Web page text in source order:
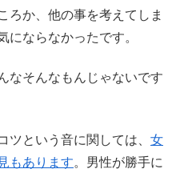
ろか、他の事を考えてしま
にならなかったです。
なそんなもんじゃないです
ツという音に関しては、 女
もあります。男性が勝手に